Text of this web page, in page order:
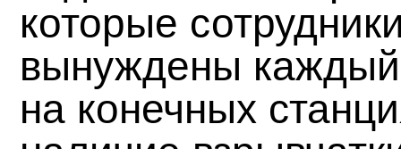
которые
вынуждены
на конечных